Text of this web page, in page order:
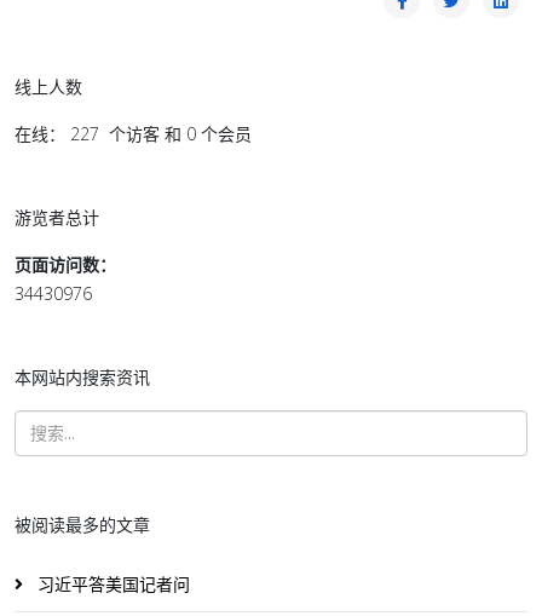
线上人数
在线： 227 个访客 和 0 个会员
游览者总计
页面访问数：
34430976
本网站内搜索资讯
被阅读最多的文章
习近平答美国记者问